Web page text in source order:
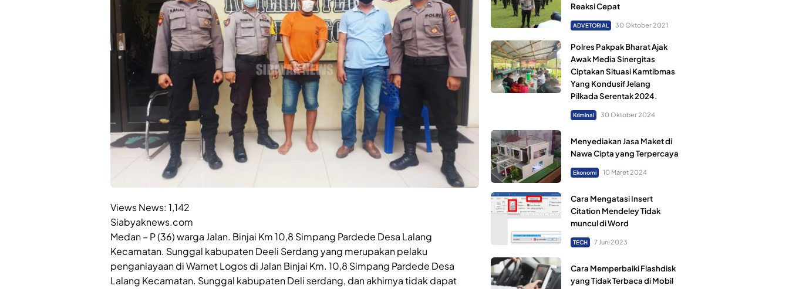
Views News: 1,142
Siabyaknews.com
Medan – P (36) warga Jalan. Binjai Km 10,8 Simpang Pardede Desa Lalang
Kecamatan. Sunggal kabupaten Deeli Serdang yang merupakan pelaku
penganiayaan di Warnet Logos di Jalan Binjai Km. 10,8 Simpang Pardede Desa
Lalang Kecamatan. Sunggal kabupaten Deli serdang, dan akhirnya tidak dapat
Reaksi Cepat
ADVETORIAL 30 Oktober 2021
Polres Pakpak Bharat Ajak
Awak Media Sinergitas
Ciptakan Situasi Kamtibmas
Yang Kondusif Jelang
Pilkada Serentak 2024.
Kriminal 30 Oktober 2024
Menyediakan Jasa Maket di
Nawa Cipta yang Terpercaya
Ekonomi 10 Maret 2024
Cara Mengatasi Insert
Citation Mendeley Tidak
muncul di Word
TECH 7 Juni 2023
Cara Memperbaiki Flashdisk
yang Tidak Terbaca di Mobil